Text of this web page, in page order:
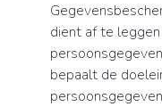
dient af te
bepaalt de